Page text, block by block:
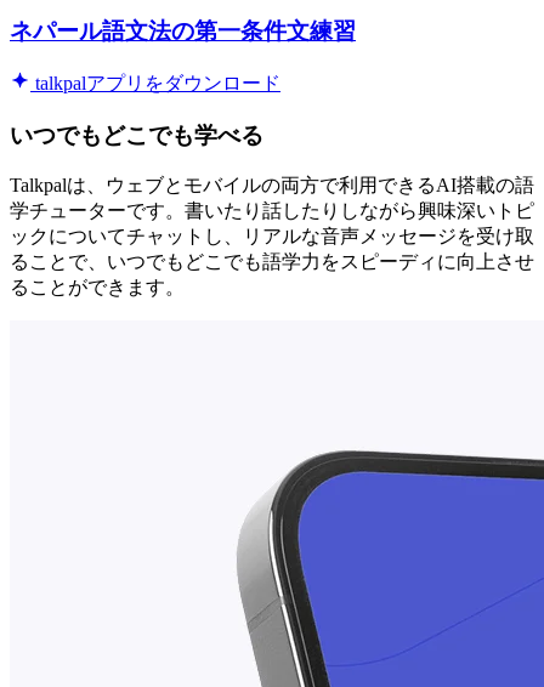
ネパール語文法の第一条件文練習
talkpalアプリをダウンロード
いつでもどこでも学べる
Talkpalは、ウェブとモバイルの両方で利用できるAI搭載の語
学チューターです。書いたり話したりしながら興味深いトピ
ックについてチャットし、リアルな音声メッセージを受け取
ることで、いつでもどこでも語学力をスピーディに向上させ
ることができます。